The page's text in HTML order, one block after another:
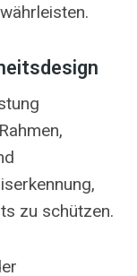
zu schützen.